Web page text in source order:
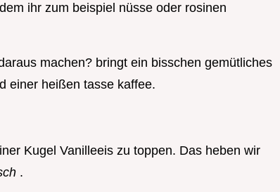
ihr zum beispiel nüsse oder rosinen
machen? bringt ein bisschen gemütliches
einer heißen tasse kaffee.
Kugel Vanilleeis zu toppen. Das heben wir
.